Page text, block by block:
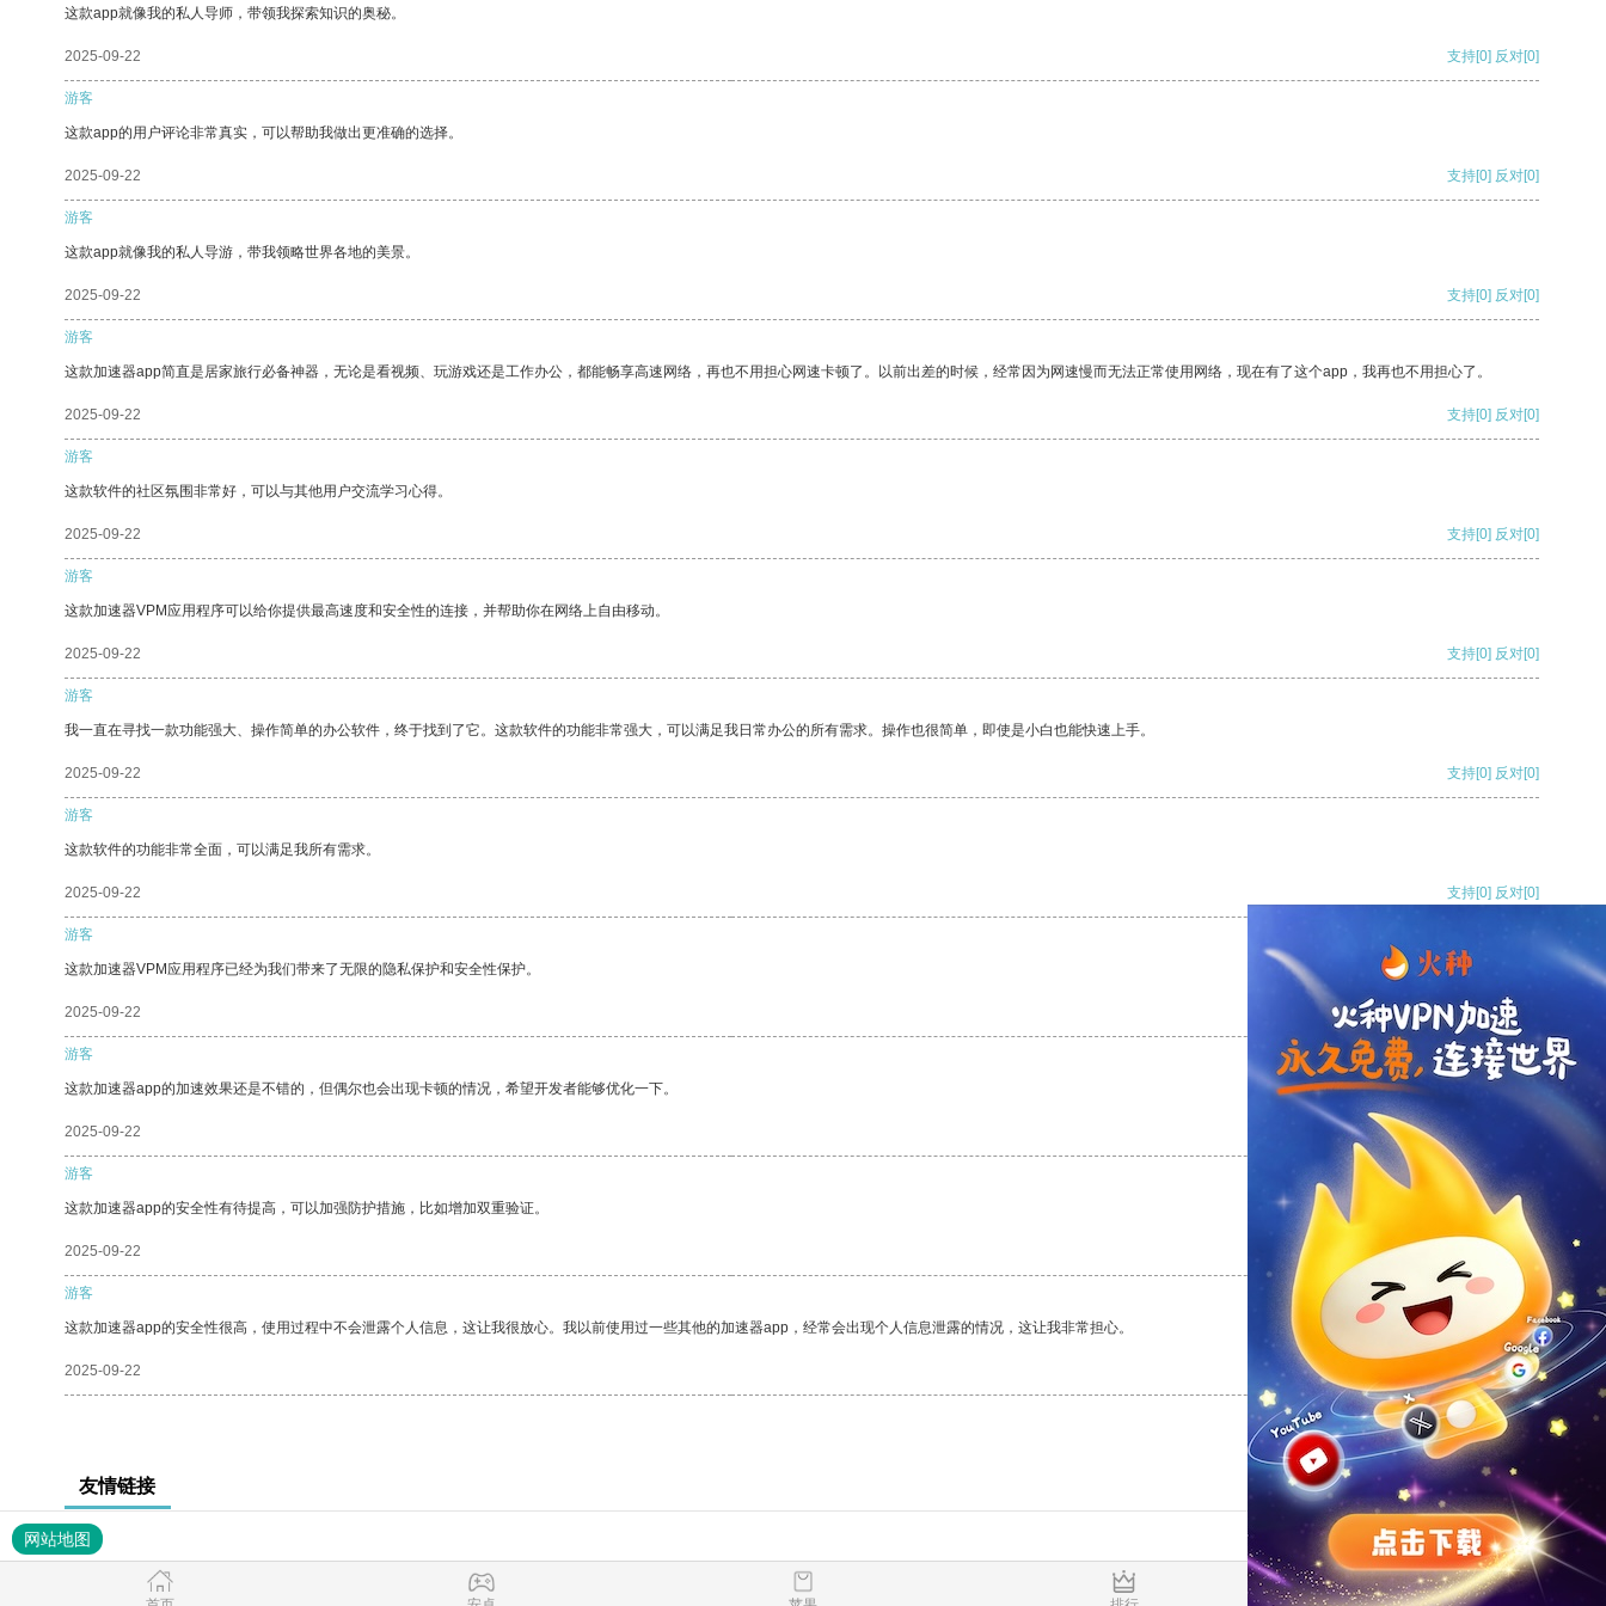
这款app就像我的私人导师，带领我探索知识的奥秘。
2025-09-22 支持[0] 反对[0]
游客
这款app的用户评论非常真实，可以帮助我做出更准确的选择。
2025-09-22 支持[0] 反对[0]
游客
这款app就像我的私人导游，带我领略世界各地的美景。
2025-09-22 支持[0] 反对[0]
游客
这款加速器app简直是居家旅行必备神器，无论是看视频、玩游戏还是工作办公，都能畅享高速网络，再也不用担心网速卡顿了。以前出差的时候，经常因为网速慢而无法正常使用网络，现在有了这个app，我再也不用担心了。
2025-09-22 支持[0] 反对[0]
游客
这款软件的社区氛围非常好，可以与其他用户交流学习心得。
2025-09-22 支持[0] 反对[0]
游客
这款加速器VPM应用程序可以给你提供最高速度和安全性的连接，并帮助你在网络上自由移动。
2025-09-22 支持[0] 反对[0]
游客
我一直在寻找一款功能强大、操作简单的办公软件，终于找到了它。这款软件的功能非常强大，可以满足我日常办公的所有需求。操作也很简单，即使是小白也能快速上手。
2025-09-22 支持[0] 反对[0]
游客
这款软件的功能非常全面，可以满足我所有需求。
2025-09-22 支持[0] 反对[0]
游客
这款加速器VPM应用程序已经为我们带来了无限的隐私保护和安全性保护。
2025-09-22 支持[0] 反对
游客
这款加速器app的加速效果还是不错的，但偶尔也会出现卡顿的情况，希望开发者能够优化一下。
2025-09-22 支持
游客
这款加速器app的安全性有待提高，可以加强防护措施，比如增加双重验证。
2025-09-22 反对 [0]
游客
这款加速器app的安全性很高，使用过程中不会泄露个人信息，这让我很放心。我以前使用过一些其他的加速器app，经常会出现个人信息泄露的情况，这让我非常担心。
2025-09-22 支持[0] 反对[0]
友情链接
网站地图